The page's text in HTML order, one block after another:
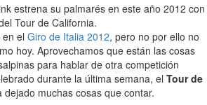
estrena su palmarés en este año 2012 con
Tour de California.
el Giro de Italia 2012, pero no por ello no
hoy. Aprovechamos que están las cosas
para hablar de otra competición
durante la última semana, el Tour de
dejado muchas cosas que contar.